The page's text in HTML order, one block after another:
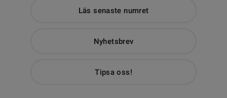
Läs senaste numret
Nyhetsbrev
Tipsa oss!